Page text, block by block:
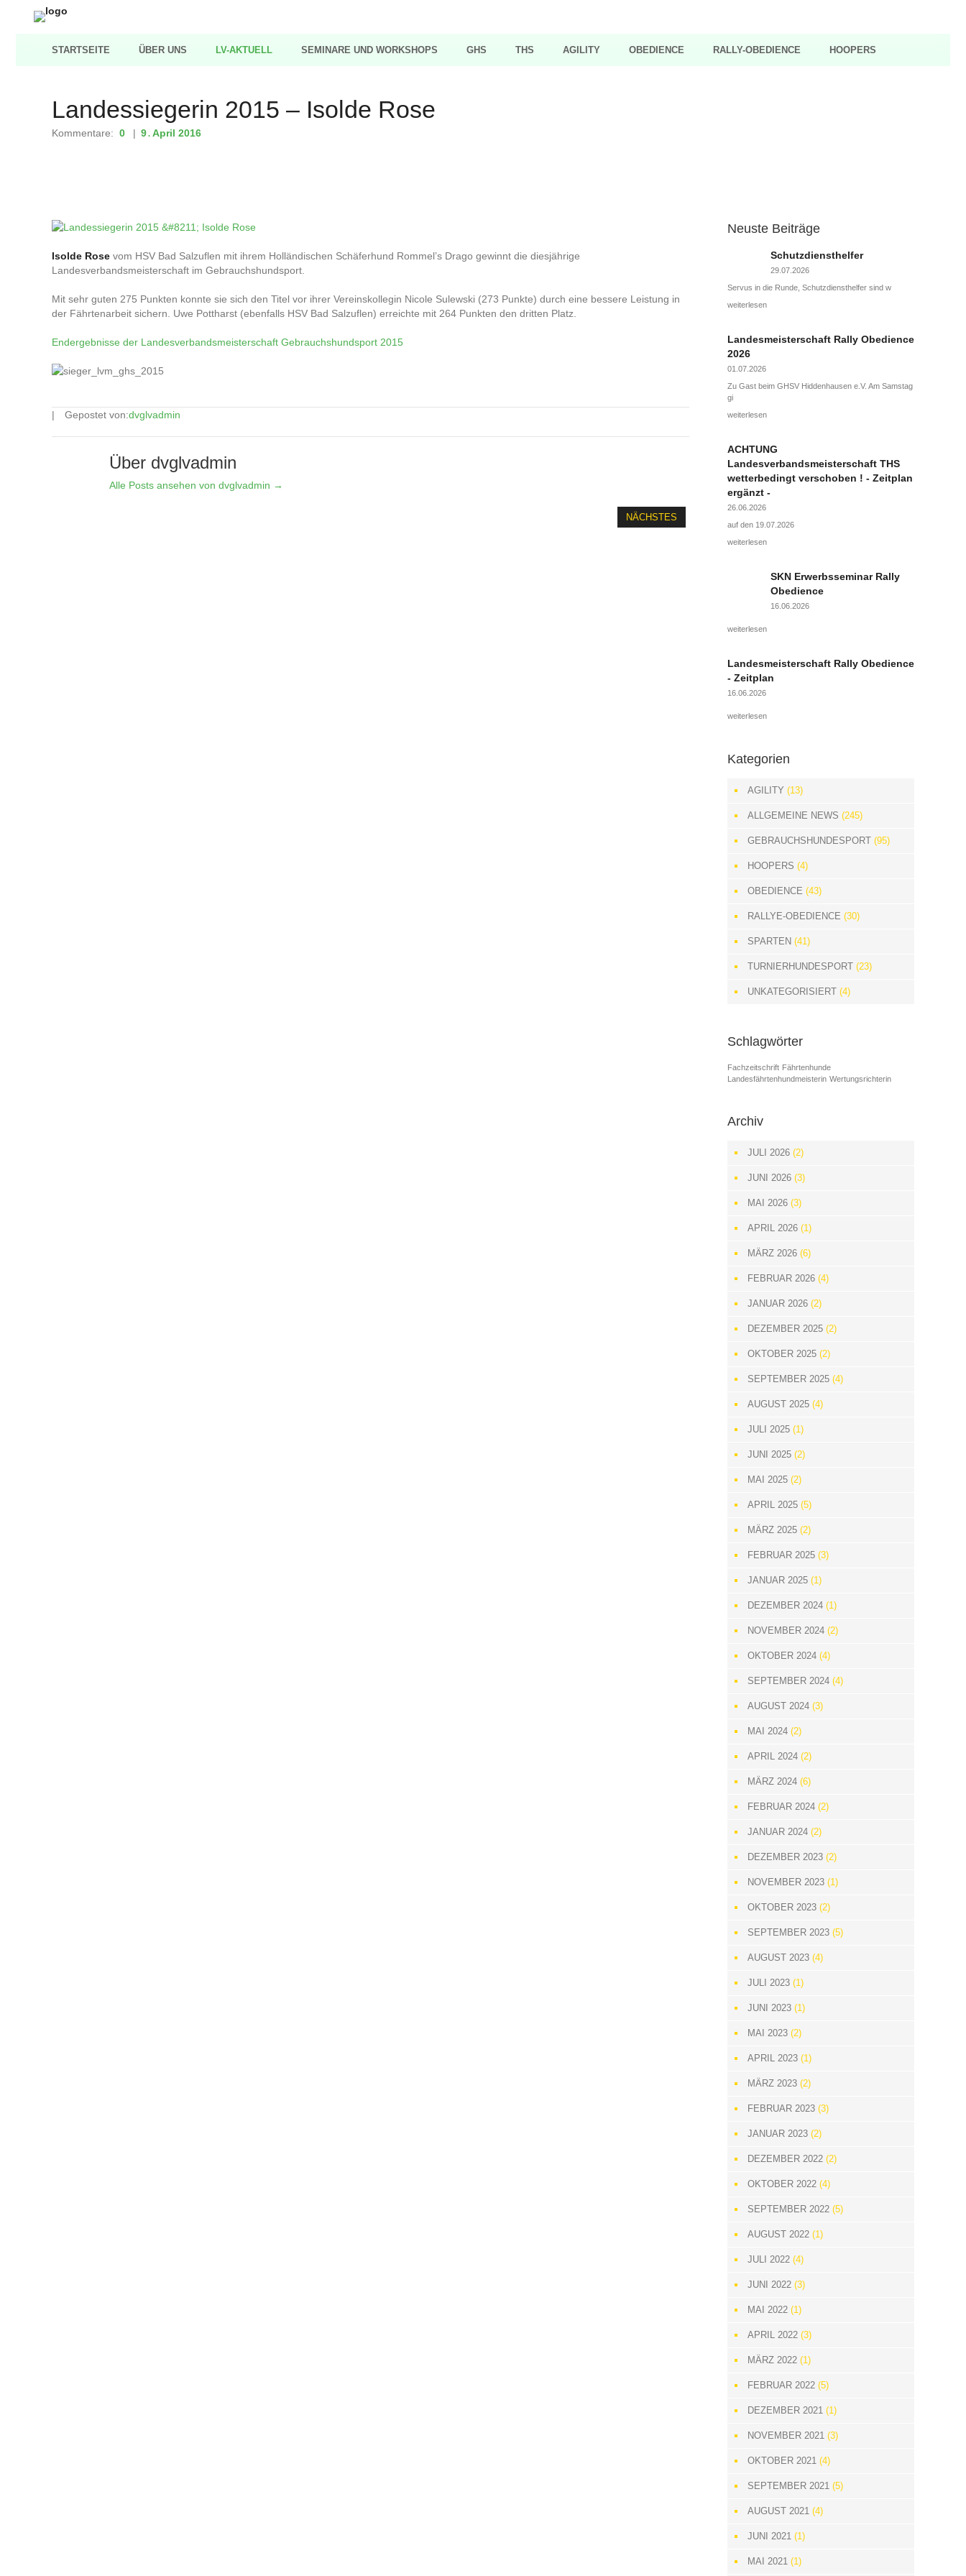
STARTSEITE ÜBER UNS LV-AKTUELL SEMINARE UND WORKSHOPS GHS THS AGILITY OBEDIENCE RALLY-OBEDIENCE HOOPERS
Landessiegerin 2015 – Isolde Rose
Kommentare: 0 9. April 2016
Isolde Rose vom HSV Bad Salzuflen mit ihrem Holländischen Schäferhund Rommel’s Drago gewinnt die diesjährige
Landesverbandsmeisterschaft im Gebrauchshundsport.
Mit sehr guten 275 Punkten konnte sie sich den Titel vor ihrer Vereinskollegin Nicole Sulewski (273 Punkte) durch eine bessere Leistung in
der Fährtenarbeit sichern. Uwe Pottharst (ebenfalls HSV Bad Salzuflen) erreichte mit 264 Punkten den dritten Platz.
Endergebnisse der Landesverbandsmeisterschaft Gebrauchshundsport 2015
Gepostet von:dvglvadmin
Über dvglvadmin
Alle Posts ansehen von dvglvadmin →
NÄCHSTES
Neuste Beiträge
Schutzdiensthelfer
29.07.2026
Servus in die Runde, Schutzdiensthelfer sind w
weiterlesen
Landesmeisterschaft Rally Obedience
2026
01.07.2026
Zu Gast beim GHSV Hiddenhausen e.V. Am Samstag
gi
weiterlesen
ACHTUNG
Landesverbandsmeisterschaft THS
wetterbedingt verschoben ! - Zeitplan
ergänzt -
26.06.2026
auf den 19.07.2026
weiterlesen
SKN Erwerbsseminar Rally
Obedience
16.06.2026
weiterlesen
Landesmeisterschaft Rally Obedience
- Zeitplan
16.06.2026
weiterlesen
Kategorien
AGILITY (13)
ALLGEMEINE NEWS (245)
GEBRAUCHSHUNDESPORT(95)
HOOPERS (4)
OBEDIENCE (43)
RALLYE-OBEDIENCE (30)
SPARTEN (41)
TURNIERHUNDESPORT(23)
UNKATEGORISIERT(4)
Schlagwörter
Fachzeitschrift Fährtenhunde
Landesfährtenhundmeisterin Wertungsrichterin
Archiv
JULI 2026(2)
JUNI 2026(3)
MAI 2026(3)
APRIL 2026(1)
MÄRZ 2026(6)
FEBRUAR 2026(4)
JANUAR 2026(2)
DEZEMBER 2025(2)
OKTOBER 2025(2)
SEPTEMBER 2025(4)
AUGUST 2025(4)
JULI 2025(1)
JUNI 2025(2)
MAI 2025(2)
APRIL 2025(5)
MÄRZ 2025(2)
FEBRUAR 2025(3)
JANUAR 2025(1)
DEZEMBER 2024(1)
NOVEMBER 2024(2)
OKTOBER 2024(4)
SEPTEMBER 2024(4)
AUGUST 2024(3)
MAI 2024(2)
APRIL 2024(2)
MÄRZ 2024(6)
FEBRUAR 2024(2)
JANUAR 2024(2)
DEZEMBER 2023(2)
NOVEMBER 2023(1)
OKTOBER 2023(2)
SEPTEMBER 2023(5)
AUGUST 2023(4)
JULI 2023(1)
JUNI 2023(1)
MAI 2023(2)
APRIL 2023(1)
MÄRZ 2023(2)
FEBRUAR 2023(3)
JANUAR 2023(2)
DEZEMBER 2022(2)
OKTOBER 2022(4)
SEPTEMBER 2022(5)
AUGUST 2022(1)
JULI 2022(4)
JUNI 2022(3)
MAI 2022(1)
APRIL 2022(3)
MÄRZ 2022(1)
FEBRUAR 2022(5)
DEZEMBER 2021(1)
NOVEMBER 2021(3)
OKTOBER 2021(4)
SEPTEMBER 2021(5)
AUGUST 2021(4)
JUNI 2021(1)
MAI 2021(1)